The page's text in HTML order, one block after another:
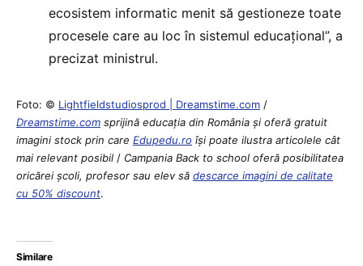
ecosistem informatic menit să gestioneze toate
procesele care au loc în sistemul educațional”, a
precizat ministrul.
Foto: © Lightfieldstudiosprod | Dreamstime.com /
Dreamstime.com sprijină educaţia din România şi oferă gratuit
imagini stock prin care Edupedu.ro îşi poate ilustra articolele cât
mai relevant posibil / Campania Back to school oferă posibilitatea
oricărei școli, profesor sau elev să descarce imagini de calitate
cu 50% discount.
Similare